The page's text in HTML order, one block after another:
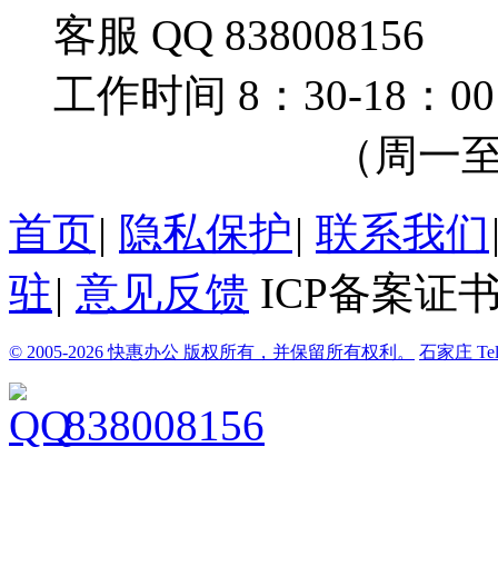
客服 QQ 838008156
工作时间 8：30-18：00
（周一至周
首页| 隐私保护| 联系我们
驻| 意见反馈 ICP备案证
© 2005-2026 快惠办公 版权所有，并保留所有权利。 石家庄
838008156